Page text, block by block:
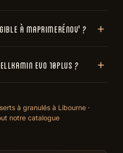
à MaPrimeRénov' ?
Evo 10Plus ?
à granulés à Libourne ·
notre catalogue